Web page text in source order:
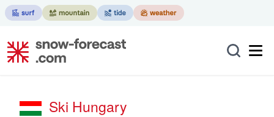
Ski Hungary